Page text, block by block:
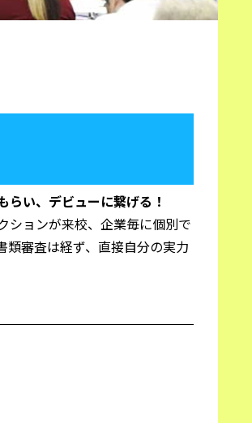
らい、デビューに繋げる！
ションが来校、企業毎に個別で
類審査は経ず、直接自分の実力